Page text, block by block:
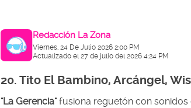
Redacción La Zona
Viernes, 24 De Julio 2026 2:00 PM
Actualizado el 27 de julio del 2026 4:24 PM
20. Tito El Bambino, Arcángel,
"La Gerencia"fusiona reguetón con